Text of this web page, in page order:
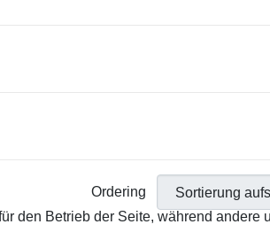
Ordering
den Betrieb der Seite, während